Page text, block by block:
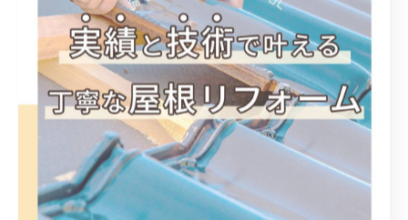
板金
修理
カバー工事
最近の投稿 Recent Posts